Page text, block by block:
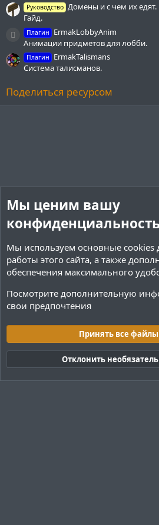
Руководство Домены и с чем их едят.
Гайд.
Иконка ресурса
Плагин
ErmakLobbyAnim
Анимации придметов для лобби.
Плагин
ErmakTalismans
Система талисманов.
Поделиться ресурсом
Cookies Тёмная (2020)
Русский
Обратная связь
Условия и правила
Политика конфиденциальности
Мы ценим вашу
конфиденциальность
Мы используем основные cookies
работы этого сайта, а также
обеспечения максимального
Посмотрите дополнительную
свои предпочтения
Принять все
Отклонить